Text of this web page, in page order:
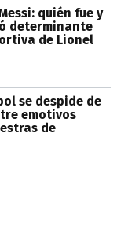
quién fue y
determinante
de Lionel
se despide de
emotivos
de